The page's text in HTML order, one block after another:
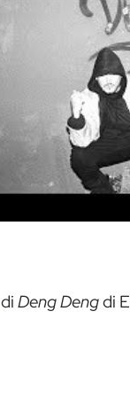
di Deng Dengdi